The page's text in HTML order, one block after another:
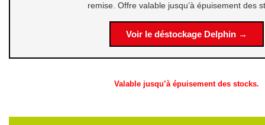
remise. Offre valable jusqu’à épuisement des
Voir le déstockage Delphin →
Valable jusqu’à épuisement des stocks.